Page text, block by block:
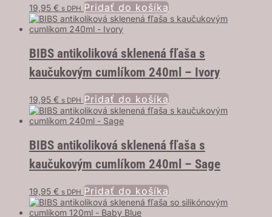
19,95 € s DPH Pridať do košíka
BIBS antikoliková sklenená fľaša s
kaučukovým cumlíkom 240ml – Ivory
19,95 € s DPH Pridať do košíka
BIBS antikoliková sklenená fľaša s
kaučukovým cumlíkom 240ml – Sage
19,95 € s DPH Pridať do košíka